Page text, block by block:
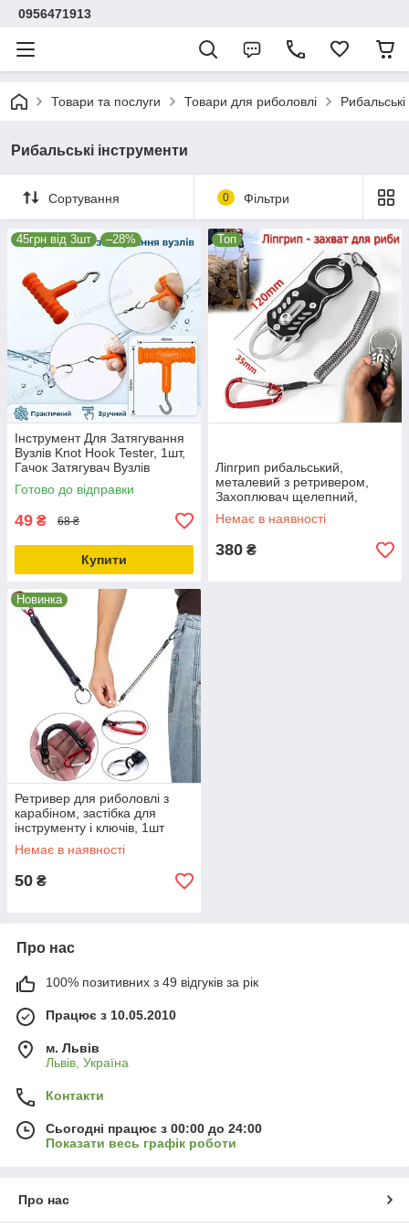
0956471913
Товари та послуги Товари для риболовлі
Рибальські інструменти
Сортування 0 Фільтри
45грн від 3шт –28%
Інструмент Для Затягування
Вузлів Knot Hook Tester, 1шт,
Гачок Затягувач Вузлів
Готово до відправки
49 ₴ 68 ₴
Купити
Топ
Ліпгрип рибальський,
металевий з ретривером,
Захоплювач щелепний,
губний для риби
Немає в наявності
380 ₴
Новинка
Ретривер для риболовлі з
карабіном, застібка для
інструменту і ключів, 1шт
Немає в наявності
50 ₴
Про нас
100% позитивних з 49 відгуків за рік
Працює з 10.05.2010
м. Львів
Львів, Україна
Контакти
Сьогодні працює з 00:00 до 24:00
Показати весь графік роботи
Про нас